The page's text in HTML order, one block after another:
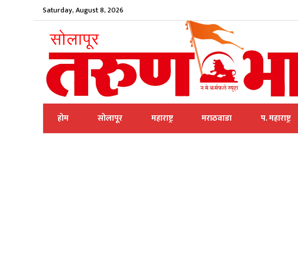
Saturday, August 8, 2026
होम सोलापूर महाराष्ट्र मराठवाडा प. महाराष्ट्र